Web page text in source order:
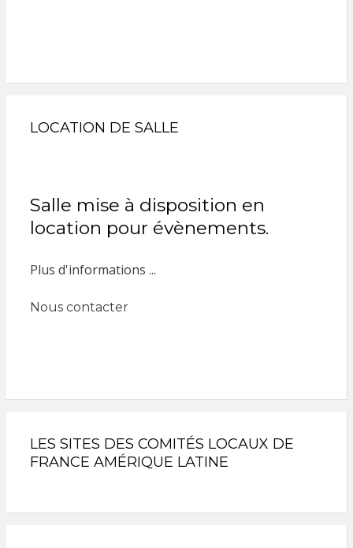
LOCATION DE SALLE
Salle mise à disposition en
location pour évènements.
Plus d'informations ...
Nous contacter
LES SITES DES COMITÉS LOCAUX DE
FRANCE AMÉRIQUE LATINE